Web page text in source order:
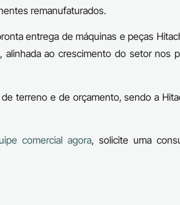
remanufaturados.
entrega de máquinas e peças
alinhada ao crescimento do setor nos
terreno e de orçamento, sendo a
comercial agora, solicite uma